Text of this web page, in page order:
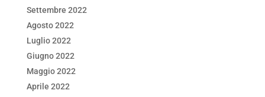
Settembre 2022
Agosto 2022
Luglio 2022
Giugno 2022
Maggio 2022
Aprile 2022